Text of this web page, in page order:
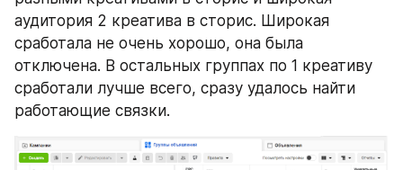
аудитория 2 креатива в сторис. Широкая
сработала не очень хорошо, она была
отключена. В остальных группах по 1 креативу
сработали лучше всего, сразу удалось найти
работающие связки.